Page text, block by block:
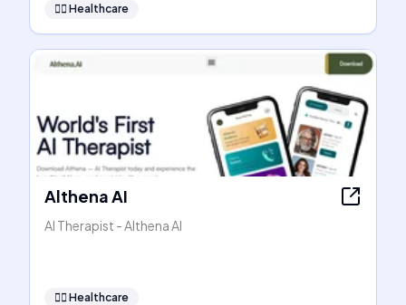
👩‍⚕️ Healthcare
Althena AI
AI Therapist - Althena AI
👩‍⚕️ Healthcare